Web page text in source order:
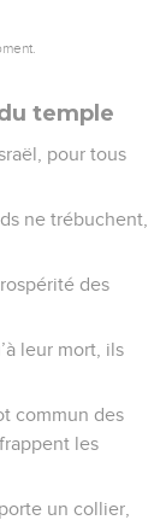
temple
pour tous
ne trébuchent,
des
leur mort, ils
commun des
les
un collier,